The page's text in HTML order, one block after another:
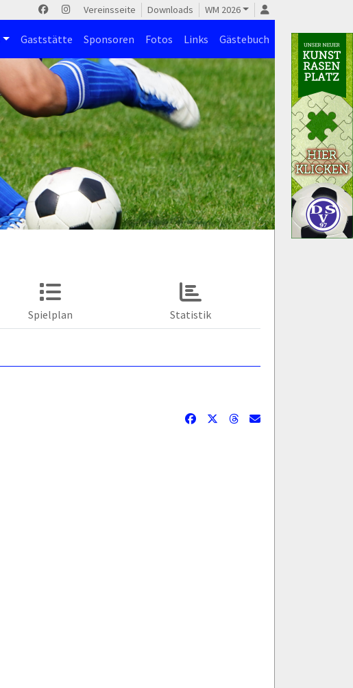
Vereinsseite Downloads WM 2026
Gaststätte Sponsoren Fotos Links Gästebuch
Spielplan Statistik